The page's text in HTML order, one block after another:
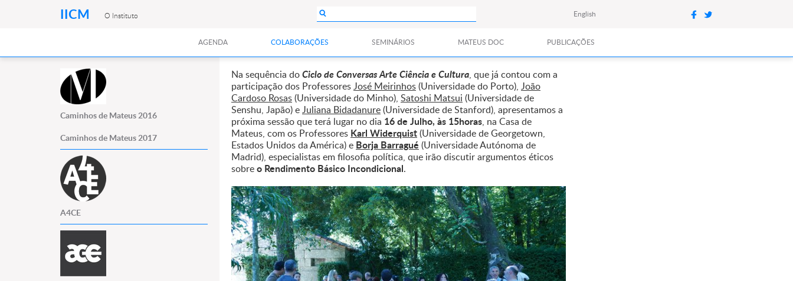
IICM O Instituto English
AGENDA COLABORAÇÕES SEMINÁRIOS MATEUS DOC PUBLICAÇÕES
Na sequência doCiclo de Conversas Arte Ciência e Cultura, que já contou com a
participação dos ProfessoresJosé Meirinhos(Universidade do Porto), João
Cardoso Rosas(Universidade do Minho), Satoshi Matsui (Universidade de
Senshu, Japão) eJuliana Bidadanure(Universidade de Stanford), apresentamos a
próxima sessão que terá lugar no dia 16 de Julho, às 15horas, na Casa de
Mateus, com os Professores Karl Widerquist(Universidade de Georgetown,
Estados Unidos da América) e Borja Barragué (Universidade Autónoma de
Madrid), especialistas em filosofia política, que irão discutir argumentos éticos
sobreo Rendimento Básico Incondicional.
Caminhos de Mateus 2016
Caminhos de Mateus 2017
A4CE